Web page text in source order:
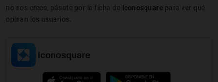
no nos crees, pásate por la ficha de Iconosquare para ver qué
opinan los usuarios.
Iconosquare